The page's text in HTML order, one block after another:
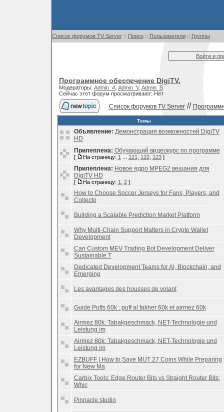
Список форумов TV Server:: Поиск:: Пользователи:: Группы
Войти и
Программное обеспечение DigiTV.
Модераторы: Admin_A, Admin_V, Admin_S
Сейчас этот форум просматривают: Нет
Список форумов TV Server//
Темы
Объявление: Демонстрация возможностей DigiTV
HD
Прилеплена: Обучающий видеокурс по программе
[ На страницу: 1 121 122, 123]
Прилеплена: Новое ядро MPEG2 вещания для
DigiTV HD
[ На страницу: 1 2]
How to Choose Soccer Jerseys for Fans, Players, and
Collecto
Building a Scalable Prediction Market Platform
Why Multi-Chain Support Matters in Crypto Wallet
Development
Can Custom MEV Trading Bot Development Deliver
Sustainable T
Dedicated Development Teams for AI, Blockchain, and
Emerging
Les avantages des housses de volant
Guide Puffs 60k : puff al fakher 60k et airmez 60k
Airmez 80k: Tabakgeschmack, NET-Technologie und
Leistung im
Airmez 80k: Tabakgeschmack, NET-Technologie und
Leistung im
EZBUFF | How to Save MUT 27 Coins While Preparing
for New Ma
Carbix Tools: Edge Router Bits vs Straight Router Bits:
Whic
Pinnacle studio